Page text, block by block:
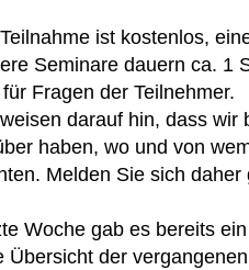
ist kostenlos,
Seminare dauern ca. 1
Fragen der Teilnehmer.
darauf hin, dass wir
haben, wo und von
Melden Sie sich
Woche gab es bereits
Übersicht der